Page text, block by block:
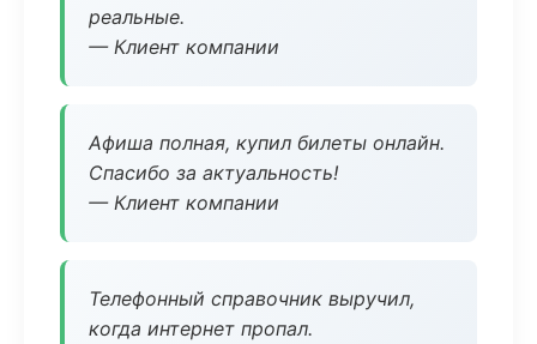
реальные.
— Клиент компании
Афиша полная, купил билеты онлайн.
Спасибо за актуальность!
— Клиент компании
Телефонный справочник выручил,
когда интернет пропал.